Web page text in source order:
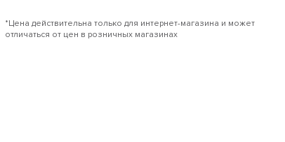
*Цена действительна только для интернет-магазина и может
отличаться от цен в розничных магазинах